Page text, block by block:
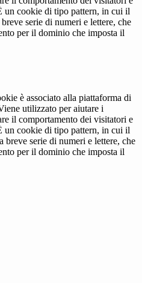
un cookie di tipo pattern, in cui il
serie di numeri e lettere, che
per il dominio che imposta il
è associato alla piattaforma di
utilizzato per aiutare i
il comportamento dei visitatori e
un cookie di tipo pattern, in cui il
breve serie di numeri e lettere, che
per il dominio che imposta il